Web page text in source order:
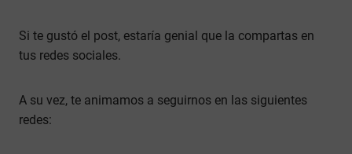
Si te gustó el post, estaría genial que la compartas en
tus redes sociales.
A su vez, te animamos a seguirnos en las siguientes
redes: